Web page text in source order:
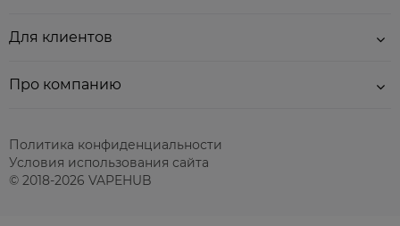
Для клиентов
Про компанию
© 2018-2026 VAPEHUB
Политика конфиденциальности
Условия использования сайта